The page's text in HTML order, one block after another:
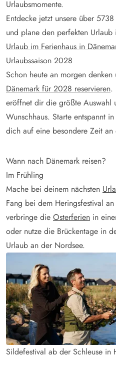
Urlaubsmomente.
Entdecke jetzt unsere über 5738
und plane den perfekten
Urlaub im Ferienhaus in
Urlaubssaison 2028
Schon heute an morgen
Dänemark für 2028 reservieren.
eröffnet dir die größte Auswahl
Wunschhaus. Starte entspannt
dich auf eine besondere Zeit an
Wann nach Dänemark reisen?
Im Frühling
Mache bei deinem nächsten
Fang bei dem Heringsfestival
verbringe die Osterferien in
oder nutze die Brückentage in
Urlaub an der Nordsee.
Sildefestival ab der Schleuse in